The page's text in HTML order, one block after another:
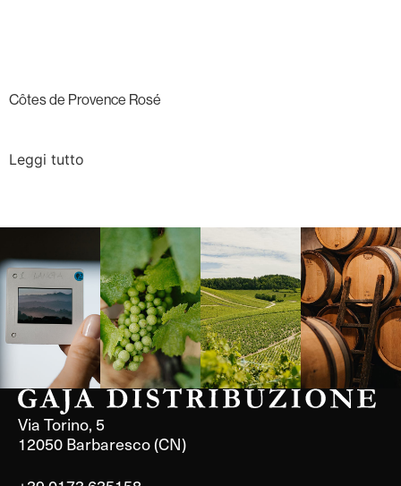
Côtes de Provence Rosé
Leggi tutto
Langa, 1977 Borgogna,
Francia
Borgogna,
Francia
Instagram
Via Torino, 5
12050 Barbaresco (CN)